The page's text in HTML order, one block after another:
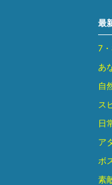
最
7
あ
自
ス
日
ア
ボ
素